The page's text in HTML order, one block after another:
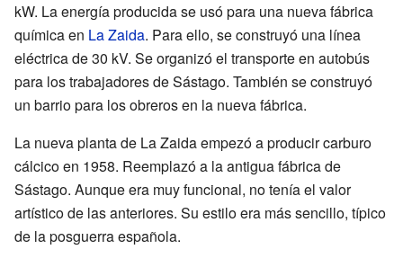
kW. La energía producida se usó para una nueva fábrica
química en La Zaida. Para ello, se construyó una línea
eléctrica de 30 kV. Se organizó el transporte en autobús
para los trabajadores de Sástago. También se construyó
un barrio para los obreros en la nueva fábrica.
La nueva planta de La Zaida empezó a producir carburo
cálcico en 1958. Reemplazó a la antigua fábrica de
Sástago. Aunque era muy funcional, no tenía el valor
artístico de las anteriores. Su estilo era más sencillo, típico
de la posguerra española.